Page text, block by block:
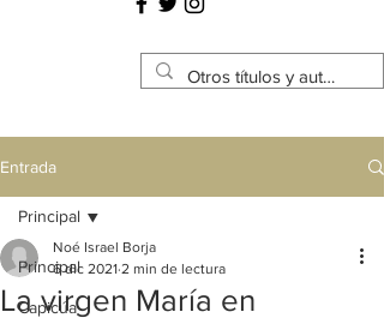
Entrada
Principal
Capicúa
Principal
La virgen María en
Noé Israel Borja
6 dic 2021 2 min de lectura